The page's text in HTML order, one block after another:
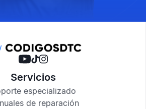
Servicios
especializado
de reparación